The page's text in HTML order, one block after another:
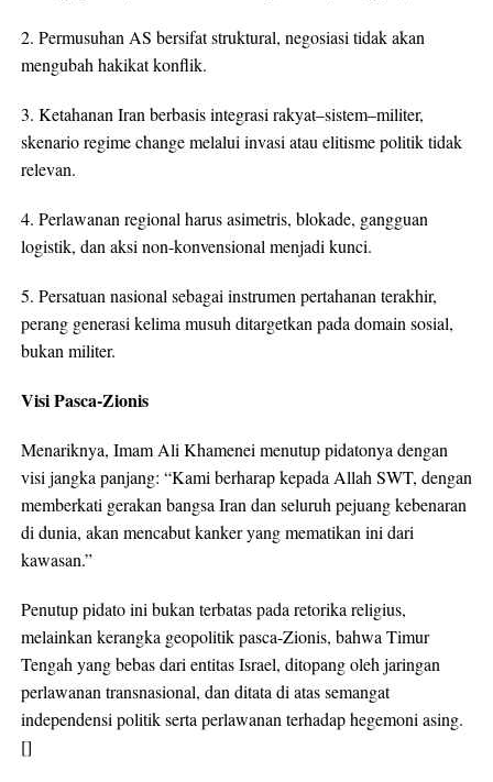
2. Permusuhan AS bersifat struktural, negosiasi tidak akan
mengubah hakikat konflik.
3. Ketahanan Iran berbasis integrasi rakyat–sistem–militer,
skenario regime change melalui invasi atau elitisme politik tidak
relevan.
4. Perlawanan regional harus asimetris, blokade, gangguan
logistik, dan aksi non-konvensional menjadi kunci.
5. Persatuan nasional sebagai instrumen pertahanan terakhir,
perang generasi kelima musuh ditargetkan pada domain sosial,
bukan militer.
Visi Pasca-Zionis
Menariknya, Imam Ali Khamenei menutup pidatonya dengan
visi jangka panjang: “Kami berharap kepada Allah SWT, dengan
memberkati gerakan bangsa Iran dan seluruh pejuang kebenaran
di dunia, akan mencabut kanker yang mematikan ini dari
kawasan.”
Penutup pidato ini bukan terbatas pada retorika religius,
melainkan kerangka geopolitik pasca-Zionis, bahwa Timur
Tengah yang bebas dari entitas Israel, ditopang oleh jaringan
perlawanan transnasional, dan ditata di atas semangat
independensi politik serta perlawanan terhadap hegemoni asing.
[]